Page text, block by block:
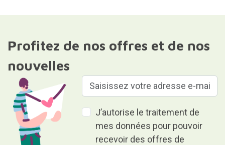
Profitez de nos offres et de nos
nouvelles
J’autorise le traitement de
mes données pour pouvoir
recevoir des offres de